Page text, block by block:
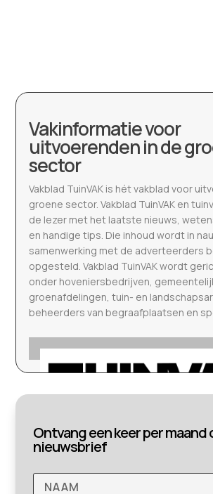
Vakinformatie voor
uitvoerenden in de
sector
Vakblad TuinVAK is hét vakblad voor
groene sector. Vakblad TuinVAK en
de lezer met het laatste nieuws,
en handige tips. Die inhoud wordt in
samenwerking met de adverteerders
opgesteld. Vakblad TuinVAK wordt
onder hoveniersbedrijven,
groenafdelingen, tuin- en
beheerders van begraafplaatsen en
Ontvang een keer per maand
nieuwsbrief